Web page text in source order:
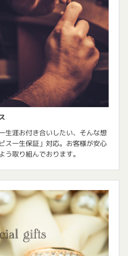
生涯お付き合いしたい、そんな想
ス一生保証」対応。お客様が安心
う取り組んでおります。